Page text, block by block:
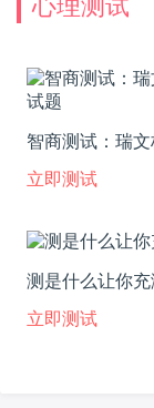
心理测试
智商测试：瑞
题
立即测试
测是什么让你
立即测试